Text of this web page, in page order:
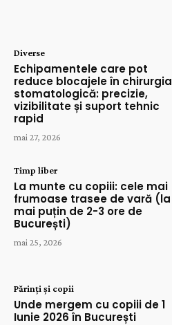
Diverse
Echipamentele care pot
reduce blocajele în chirurgia
stomatologică: precizie,
vizibilitate și suport tehnic
rapid
mai 27, 2026
Timp liber
La munte cu copiii: cele mai
frumoase trasee de vară (la
mai puțin de 2-3 ore de
București)
mai 25, 2026
Părinți și copii
Unde mergem cu copiii de 1
Iunie 2026 în București